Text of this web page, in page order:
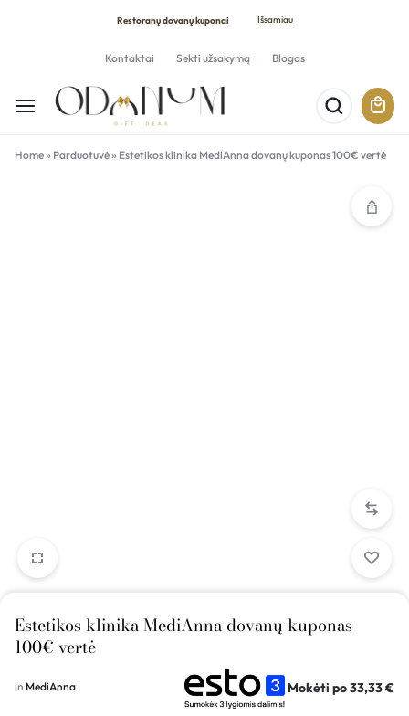
Restoranų dovanų kuponai Išsamiau
Kontaktai Sekti užsakymą Blogas
Home» Parduotuvė» Estetikos klinika MediAnna dovanų kuponas 100€ vertė
Estetikos klinika MediAnna dovanų kuponas
100€ vertė
in MediAnna Mokėti po33,33€